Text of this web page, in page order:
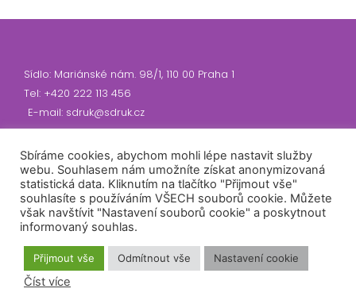
Sídlo: Mariánské nám. 98/1, 110 00 Praha 1
Tel: +420 222 113 456
E-mail: sdruk@sdruk.cz
IČ: 70282170
DIČ: CZ70282170 - nejsme plátci DPH
Datová schránka: 3enrdcq
Předseda: RNDr. Tomáš Řehák, Ph.D.
Číslo účtu: 2300910355/2010
Banka: Fio banka a.s.
Sbíráme cookies, abychom mohli lépe nastavit služby
webu. Souhlasem nám umožníte získat anonymizovaná
statistická data. Kliknutím na tlačítko "Přijmout vše"
souhlasíte s používáním VŠECH souborů cookie. Můžete
však navštívit "Nastavení souborů cookie" a poskytnout
informovaný souhlas.
Přijmout vše Odmítnout vše Nastavení cookie
Číst více